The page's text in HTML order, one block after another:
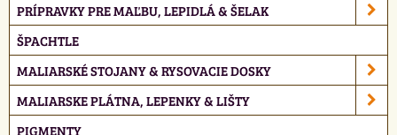
PRÍPRAVKY PRE MAĽBU, LEPIDLÁ & ŠELAK
ŠPACHTLE
MALIARSKÉ STOJANY & RYSOVACIE DOSKY
MALIARSKE PLÁTNA, LEPENKY & LIŠTY
PIGMENTY